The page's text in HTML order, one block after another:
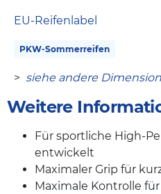
EU-Reifenlabel
PKW-Sommerreifen
> siehe andere
Weitere
Für sportliche High-
entwickelt
Maximaler Grip für
Maximale Kontrolle